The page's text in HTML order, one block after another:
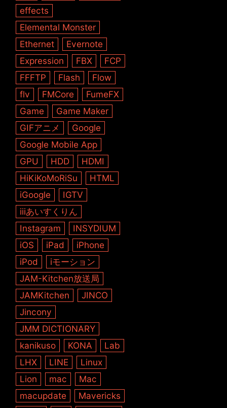
effects
Elemental Monster
Ethernet
Evernote
Expression
FBX
FCP
FFFTP
Flash
Flow
flv
FMCore
FumeFX
Game
Game Maker
GIFアニメ
Google
Google Mobile App
GPU
HDD
HDMI
HiKiKoMoRiSu
HTML
iGoogle
IGTV
iiiあいすくりん
Instagram
INSYDIUM
iOS
iPad
iPhone
iPod
iモーション
JAM-Kitchen放送局
JAMKitchen
JINCO
Jincony
JMM DICTIONARY
kanikuso
KONA
Lab
LHX
LINE
Linux
Lion
mac
Mac
macupdate
Mavericks